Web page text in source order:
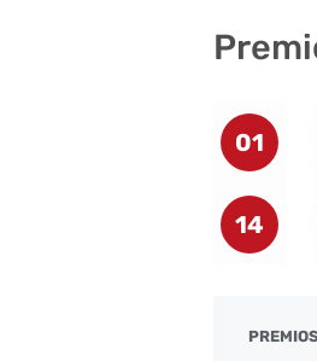
01
14